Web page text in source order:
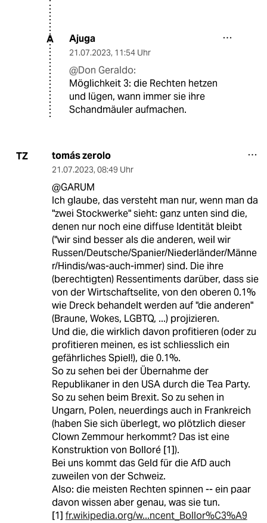
A Ajuga
21.07.2023, 11:54 Uhr
@Don Geraldo:
Möglichkeit 3: die Rechten hetzen
und lügen, wann immer sie ihre
Schandmäuler aufmachen.
TZ tomás zerolo
21.07.2023, 08:49 Uhr
@GARUM
Ich glaube, das versteht man nur, wenn man da
"zwei Stockwerke" sieht: ganz unten sind die,
denen nur noch eine diffuse Identität bleibt
("wir sind besser als die anderen, weil wir
Russen/Deutsche/Spanier/Niederländer/Männe
r/Hindis/was-auch-immer) sind. Die ihre
(berechtigten) Ressentiments darüber, dass sie
von der Wirtschaftselite, von den oberen 0.1%
wie Dreck behandelt werden auf "die anderen"
(Braune, Wokes, LGBTQ, ...) projizieren.
Und die, die wirklich davon profitieren (oder zu
profitieren meinen, es ist schliesslich ein
gefährliches Spiel!), die 0.1%.
So zu sehen bei der Übernahme der
Republikaner in den USA durch die Tea Party.
So zu sehen beim Brexit. So zu sehen in
Ungarn, Polen, neuerdings auch in Frankreich
(haben Sie sich überlegt, wo plötzlich dieser
Clown Zemmour herkommt? Das ist eine
Konstruktion von Bolloré [1]).
Bei uns kommt das Geld für die AfD auch
zuweilen von der Schweiz.
Also: die meisten Rechten spinnen -- ein paar
davon wissen aber genau, was sie tun.
[1] fr.wikipedia.org/w...ncent_Bollor%C3%A9